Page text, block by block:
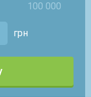
100 000
грн